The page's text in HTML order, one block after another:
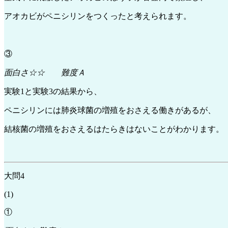
アオカビがペニシリンをつくったと考えられます。
③
面白さ☆☆ 難度Ａ
実験1と実験3の結果から、
ペニシリンには肺炎球菌の増殖をおさえる働きがあるが、
結核菌の増殖をおさえるはたらきはないことがわかります。
大問4
(1)
①